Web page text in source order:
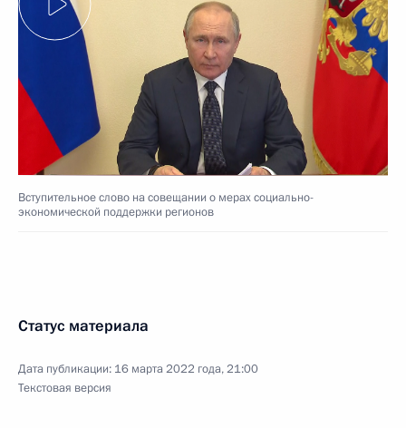
Вступительное слово на совещании о мерах социально-
экономической поддержки регионов
Статус материала
Дата публикации: 16 марта 2022 года, 21:00
Текстовая версия